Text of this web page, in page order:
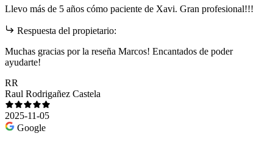
Llevo más de 5 años cómo paciente de Xavi. Gran profesional!!!
Respuesta del propietario:
Muchas gracias por la reseña Marcos! Encantados de poder
ayudarte!
RR
Raul Rodrigañez Castela
2025-11-05
Google